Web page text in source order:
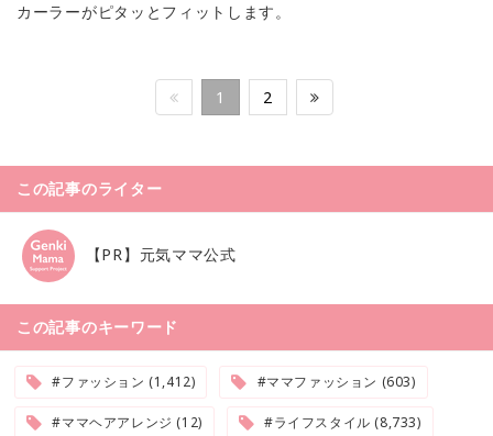
カーラーがピタッとフィットします。
1 2
この記事のライター
【PR】元気ママ公式
この記事のキーワード
#ファッション (1,412) #ママファッション (603)
#ママヘアアレンジ (12) #ライフスタイル (8,733)